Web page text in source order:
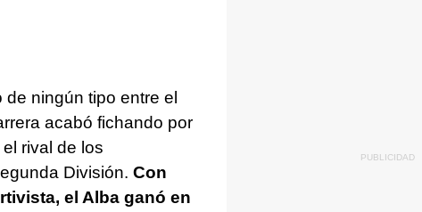
ningún tipo entre el
acabó fichando por
rival de los
División. Con
el Alba ganó en